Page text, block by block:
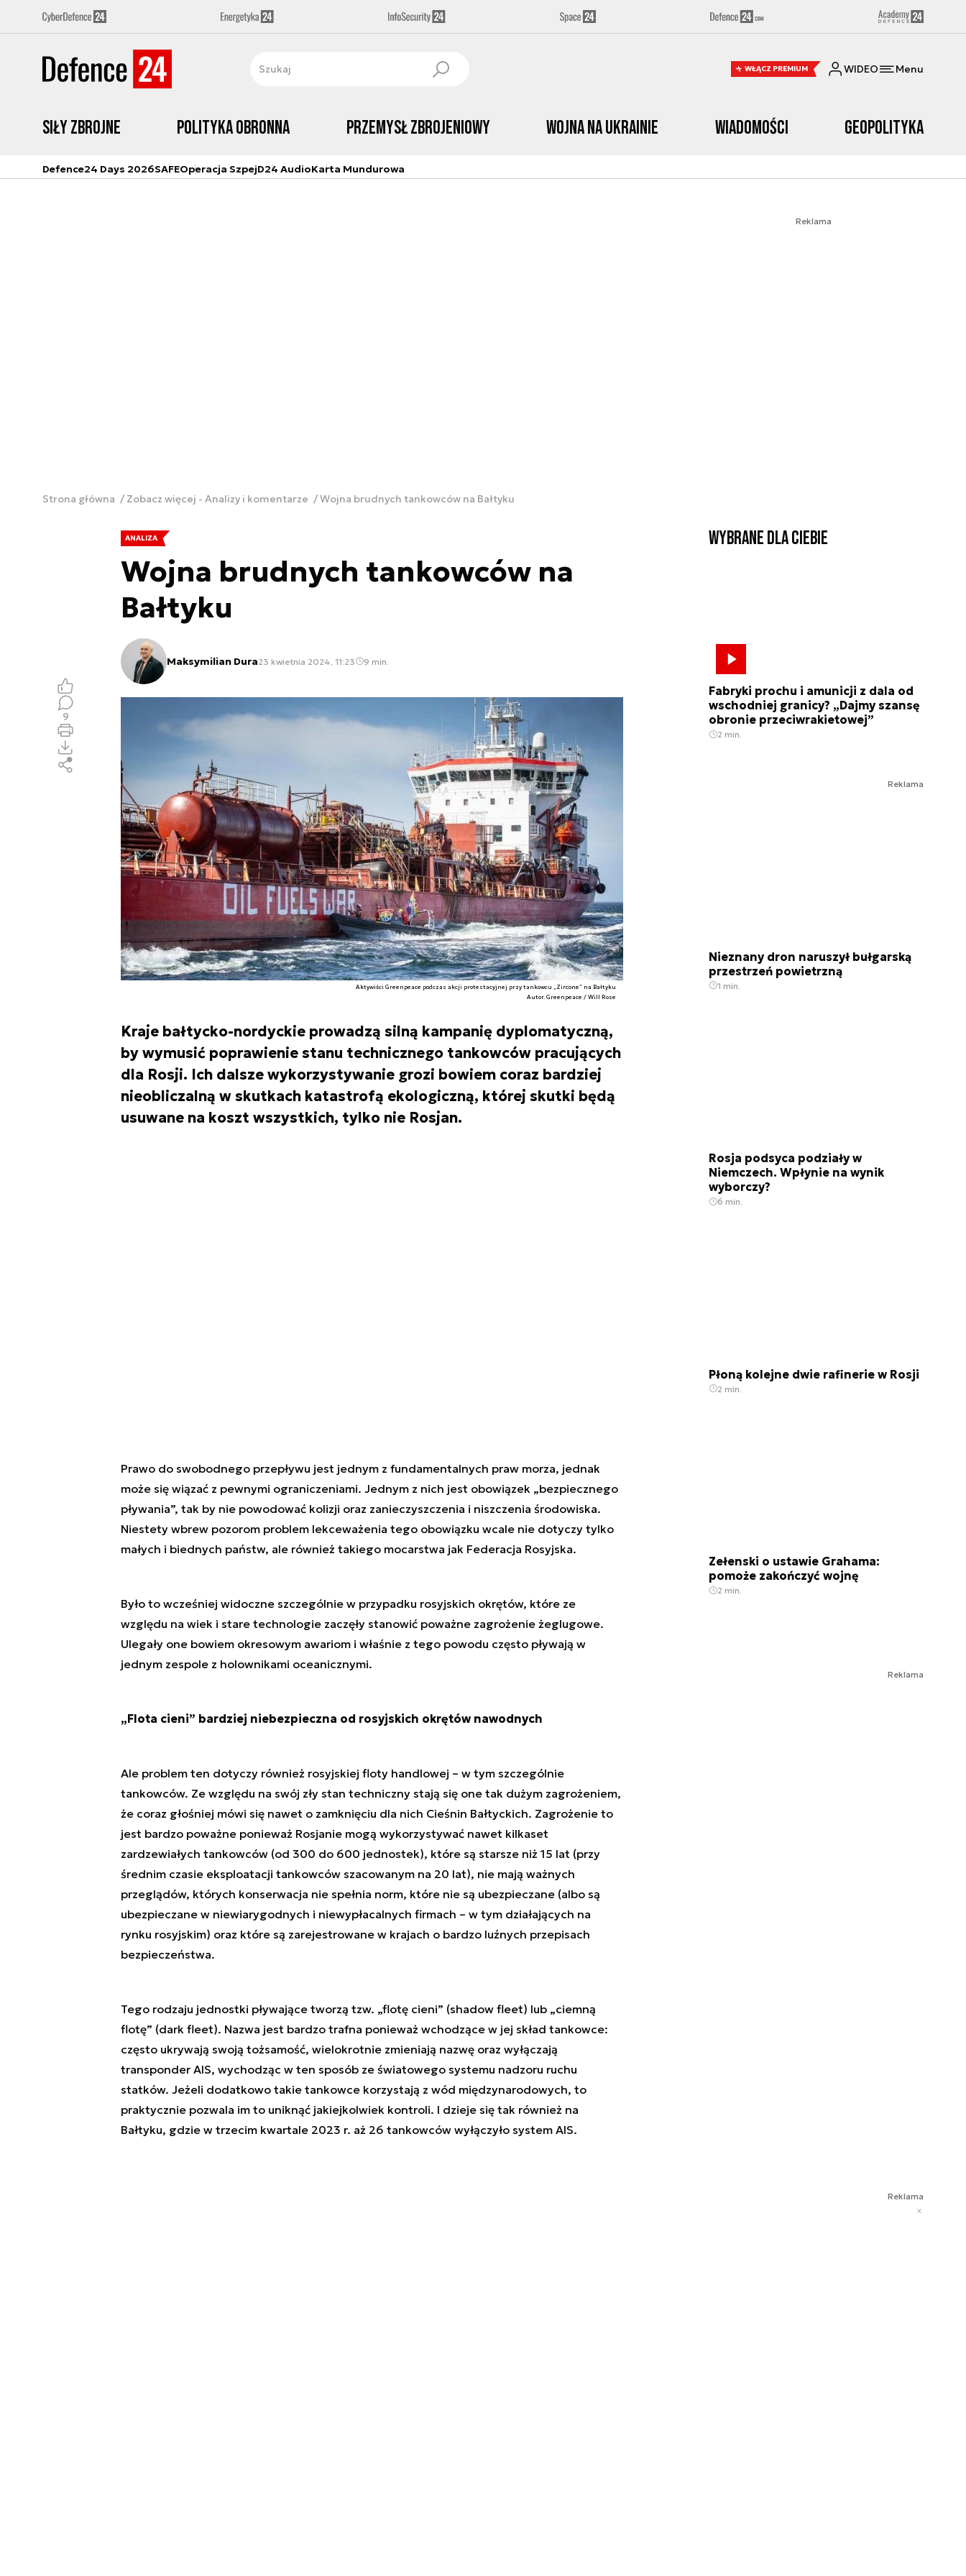
WŁĄCZ PREMIUM WIDEO Menu
Siły zbrojne Polityka obronna Przemysł Zbrojeniowy Wojna na Ukrainie Wiadomości Geopolityka
Defence24 Days 2026SAFEOperacja SzpejD24 AudioKarta Mundurowa
Reklama
Strona główna Zobacz więcej - Analizy i komentarze Wojna brudnych tankowców na Bałtyku
ANALIZA
Wojna brudnych tankowców na
Bałtyku
Maksymilian Dura23 kwietnia 2024, 11:23 9 min.
Aktywiści Greenpeace podczas akcji protestacyjnej przy tankowcu „Zircone” na Bałtyku
Autor. Greenpeace / Will Rose
Kraje bałtycko-nordyckie prowadzą silną kampanię dyplomatyczną,
by wymusić poprawienie stanu technicznego tankowców pracujących
dla Rosji. Ich dalsze wykorzystywanie grozi bowiem coraz bardziej
nieobliczalną w skutkach katastrofą ekologiczną, której skutki będą
usuwane na koszt wszystkich, tylko nie Rosjan.
9
Prawo do swobodnego przepływu jest jednym z fundamentalnych praw morza, jednak
może się wiązać z pewnymi ograniczeniami. Jednym z nich jest obowiązek „bezpiecznego
pływania”, tak by nie powodować kolizji oraz zanieczyszczenia i niszczenia środowiska.
Niestety wbrew pozorom problem lekceważenia tego obowiązku wcale nie dotyczy tylko
małych i biednych państw, ale również takiego mocarstwa jak Federacja Rosyjska.
Było to wcześniej widoczne szczególnie w przypadku rosyjskich okrętów, które ze
względu na wiek i stare technologie zaczęły stanowić poważne zagrożenie żeglugowe.
Ulegały one bowiem okresowym awariom i właśnie z tego powodu często pływają w
jednym zespole z holownikami oceanicznymi.
„Flota cieni” bardziej niebezpieczna od rosyjskich okrętów nawodnych
Ale problem ten dotyczy również rosyjskiej floty handlowej – w tym szczególnie
tankowców. Ze względu na swój zły stan techniczny stają się one tak dużym zagrożeniem,
że coraz głośniej mówi się nawet o zamknięciu dla nich Cieśnin Bałtyckich. Zagrożenie to
jest bardzo poważne ponieważ Rosjanie mogą wykorzystywać nawet kilkaset
zardzewiałych tankowców (od 300 do 600 jednostek), które są starsze niż 15 lat (przy
średnim czasie eksploatacji tankowców szacowanym na 20 lat), nie mają ważnych
przeglądów, których konserwacja nie spełnia norm, które nie są ubezpieczane (albo są
ubezpieczane w niewiarygodnych i niewypłacalnych firmach – w tym działających na
rynku rosyjskim) oraz które są zarejestrowane w krajach o bardzo luźnych przepisach
bezpieczeństwa.
Tego rodzaju jednostki pływające tworzą tzw. „flotę cieni” (shadow fleet) lub „ciemną
flotę” (dark fleet). Nazwa jest bardzo trafna ponieważ wchodzące w jej skład tankowce:
często ukrywają swoją tożsamość, wielokrotnie zmieniają nazwę oraz wyłączają
transponder AIS, wychodząc w ten sposób ze światowego systemu nadzoru ruchu
statków. Jeżeli dodatkowo takie tankowce korzystają z wód międzynarodowych, to
praktycznie pozwala im to uniknąć jakiejkolwiek kontroli. I dzieje się tak również na
Bałtyku, gdzie w trzecim kwartale 2023 r. aż 26 tankowców wyłączyło system AIS.
Wybrane dla Ciebie
Fabryki prochu i amunicji z dala od
wschodniej granicy? „Dajmy szansę
obronie przeciwrakietowej”
2 min.
Reklama
Nieznany dron naruszył bułgarską
przestrzeń powietrzną
1 min.
Rosja podsyca podziały w
Niemczech. Wpłynie na wynik
wyborczy?
6 min.
Płoną kolejne dwie rafinerie w Rosji
2 min.
Zełenski o ustawie Grahama:
pomoże zakończyć wojnę
2 min.
Reklama
Reklama